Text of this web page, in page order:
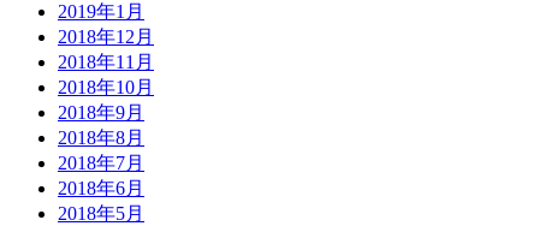
2019年1月
2018年12月
2018年11月
2018年10月
2018年9月
2018年8月
2018年7月
2018年6月
2018年5月